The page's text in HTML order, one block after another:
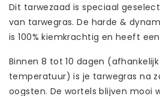
Dit tarwezaad is speciaal
van tarwegras. De harde &
is 100% kiemkrachtig en heeft
Binnen 8 tot 10 dagen
temperatuur) is je tarwegras na
oogsten. De wortels blijven mooi